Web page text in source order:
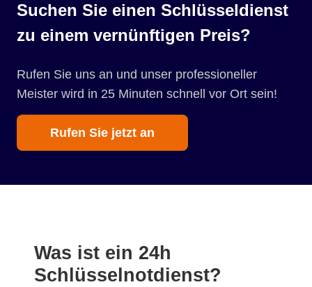
Suchen Sie einen Schlüsseldienst
zu einem vernünftigen Preis?
Rufen Sie uns an und unser professioneller
Meister wird in 25 Minuten schnell vor Ort sein!
Rufen Sie jetzt an
Was ist ein 24h
Schlüsselnotdienst?